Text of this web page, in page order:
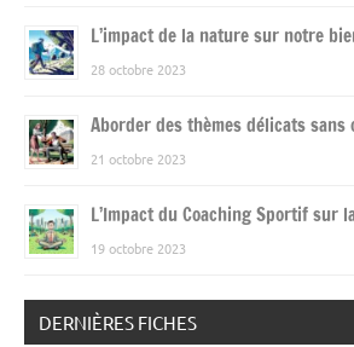
L’impact de la nature sur notre
28 octobre 2023
Aborder des thèmes délicats sans
21 octobre 2023
L’Impact du Coaching Sportif sur
19 octobre 2023
DERNIÈRES FICHES